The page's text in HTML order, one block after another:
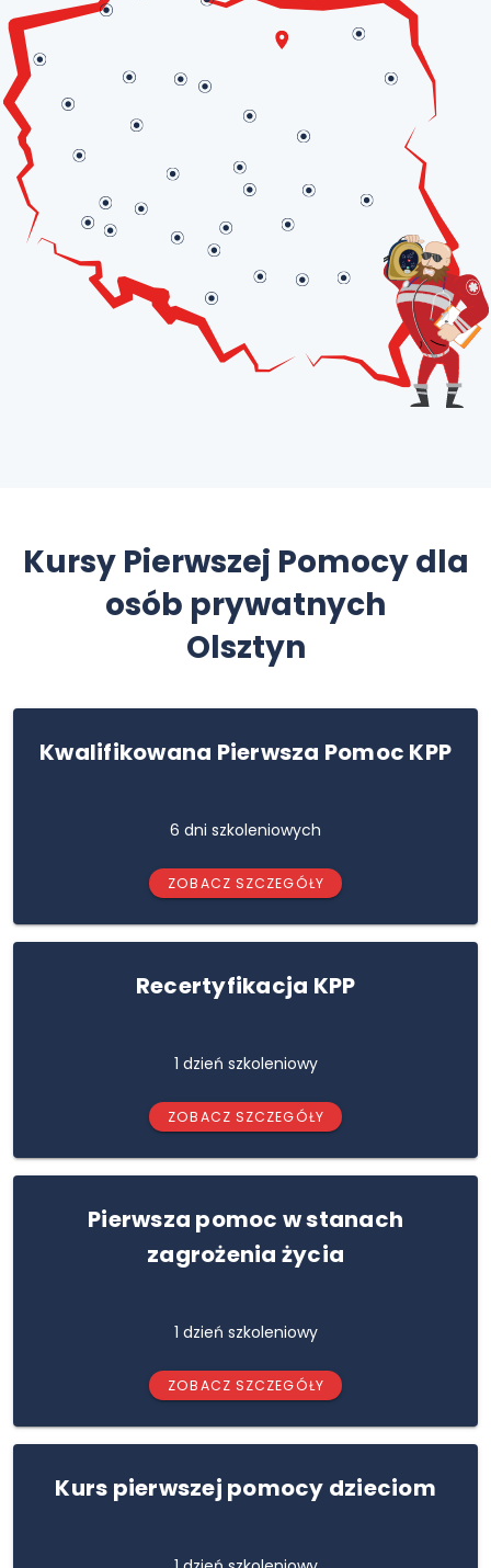
Kursy Pierwszej Pomocy dla
osób prywatnych
Olsztyn
Kwalifikowana Pierwsza Pomoc KPP
6 dni szkoleniowych
ZOBACZ SZCZEGÓŁY
Recertyfikacja KPP
1 dzień szkoleniowy
ZOBACZ SZCZEGÓŁY
Pierwsza pomoc w stanach
zagrożenia życia
1 dzień szkoleniowy
ZOBACZ SZCZEGÓŁY
Kurs pierwszej pomocy dzieciom